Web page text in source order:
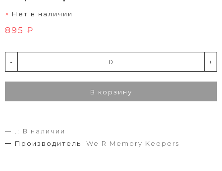
Нет в наличии
895 ₽
- +
В корзину
.:
В наличии
Производитель: We R Memory Keepers